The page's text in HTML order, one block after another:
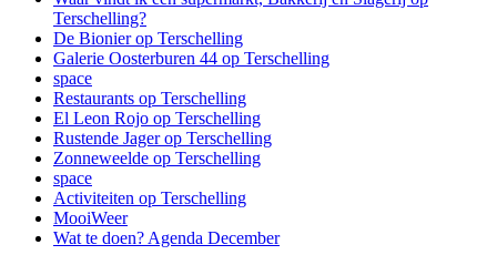
Terschelling?
De Bionier op Terschelling
Galerie Oosterburen 44 op Terschelling
space
Restaurants op Terschelling
El Leon Rojo op Terschelling
Rustende Jager op Terschelling
Zonneweelde op Terschelling
space
Activiteiten op Terschelling
MooiWeer
Wat te doen? Agenda December